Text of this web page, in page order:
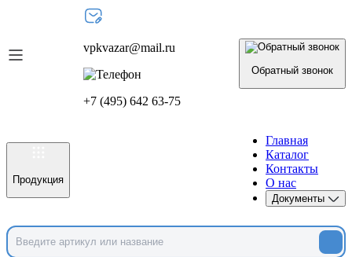
vpkvazar@mail.ru
+7 (495) 642 63-75
Обратный звонок
Продукция
Главная
Каталог
Контакты
О нас
Документы